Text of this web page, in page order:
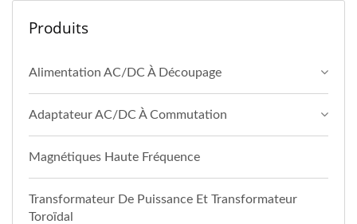
Produits
Alimentation AC/DC À Découpage
Adaptateur AC/DC À Commutation
Magnétiques Haute Fréquence
Transformateur De Puissance Et Transformateur
Toroïdal